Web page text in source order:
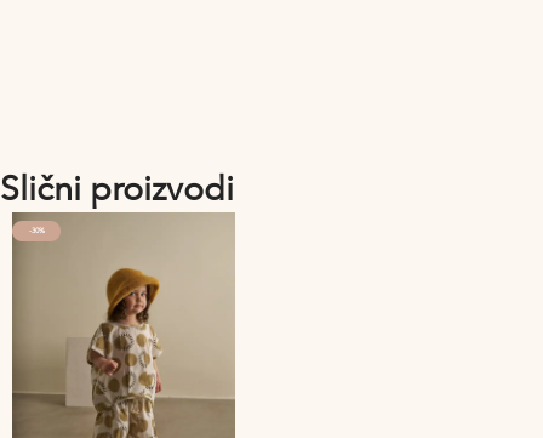
Slični proizvodi
-30%